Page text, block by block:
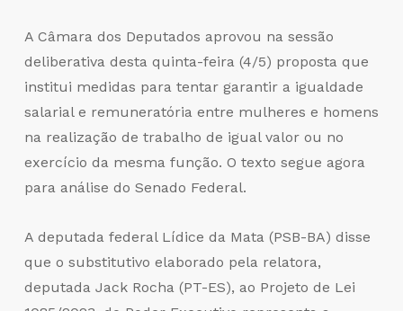
A Câmara dos Deputados aprovou na sessão
deliberativa desta quinta-feira (4/5) proposta que
institui medidas para tentar garantir a igualdade
salarial e remuneratória entre mulheres e homens
na realização de trabalho de igual valor ou no
exercício da mesma função. O texto segue agora
para análise do Senado Federal.
A deputada federal Lídice da Mata (PSB-BA) disse
que o substitutivo elaborado pela relatora,
deputada Jack Rocha (PT-ES), ao Projeto de Lei